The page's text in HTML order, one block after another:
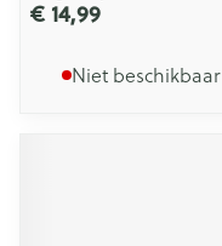
€ 14,99
Niet beschikbaar